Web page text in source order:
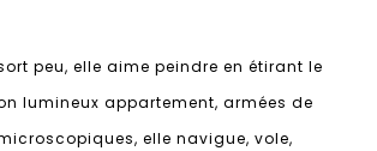
peu, elle aime peindre en étirant le
lumineux appartement, armées de
elle navigue, vole,